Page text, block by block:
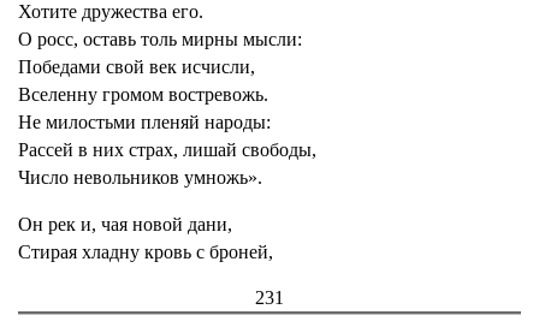
Хотите дружества его.
О росс, оставь толь мирны мысли:
Победами свой век исчисли,
Вселенну громом востревожь.
Не милостьми пленяй народы:
Рассей в них страх, лишай свободы,
Число невольников умножь».
Он рек и, чая новой дани,
Стирая хладну кровь с броней,
231